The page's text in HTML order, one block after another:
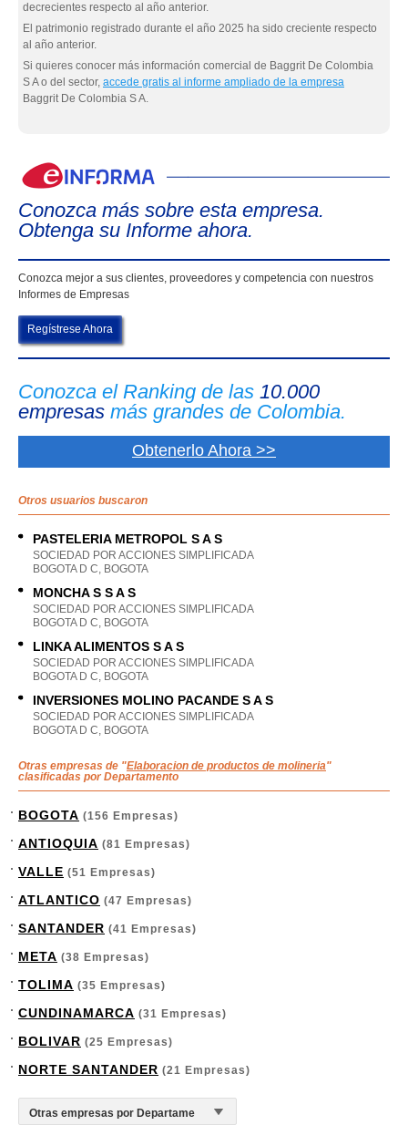
decrecientes respecto al año anterior.
El patrimonio registrado durante el año 2025 ha sido creciente respecto
al año anterior.
Si quieres conocer más información comercial de Baggrit De Colombia
S A o del sector, accede gratis al informe ampliado de la empresa
Baggrit De Colombia S A.
Conozca más sobre esta empresa.
Obtenga su Informe ahora.
Conozca mejor a sus clientes, proveedores y competencia con nuestros
Informes de Empresas
Regístrese Ahora
Conozca el Ranking de las 10.000
empresas más grandes de Colombia.
Obtenerlo Ahora >>
Otros usuarios buscaron
PASTELERIA METROPOL S A S
SOCIEDAD POR ACCIONES SIMPLIFICADA
BOGOTA D C, BOGOTA
MONCHA S S A S
SOCIEDAD POR ACCIONES SIMPLIFICADA
BOGOTA D C, BOGOTA
LINKA ALIMENTOS S A S
SOCIEDAD POR ACCIONES SIMPLIFICADA
BOGOTA D C, BOGOTA
INVERSIONES MOLINO PACANDE S A S
SOCIEDAD POR ACCIONES SIMPLIFICADA
BOGOTA D C, BOGOTA
Otras empresas de "Elaboracion de productos de molineria"
clasificadas por Departamento
BOGOTA (156 Empresas)
ANTIOQUIA (81 Empresas)
VALLE (51 Empresas)
ATLANTICO (47 Empresas)
SANTANDER (41 Empresas)
META (38 Empresas)
TOLIMA (35 Empresas)
CUNDINAMARCA (31 Empresas)
BOLIVAR (25 Empresas)
NORTE SANTANDER (21 Empresas)